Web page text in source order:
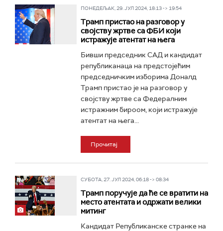
ПОНЕДЕЉАК, 29. ЈУЛ 2024, 18:13 -> 19:54
Трамп пристао на разговор у
својству жртве са ФБИ који
истражује атентат на њега
Бивши председник САД и кандидат
републиканаца на предстојећим
председничким изборима Доналд
Трамп пристао је на разговор у
својству жртве са Федералним
истражним бироом, који истражује
атентат на њега...
Прочитај
СУБОТА, 27. ЈУЛ 2024, 06:18 -> 08:34
Трамп поручује да ће се вратити на
место атентата и одржати велики
митинг
Кандидат Републиканске странке на